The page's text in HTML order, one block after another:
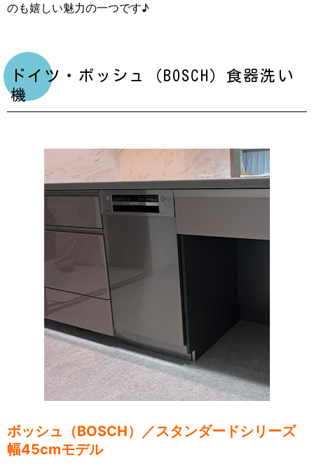
のも嬉しい魅力の一つです♪
ドイツ・ボッシュ（BOSCH）食器洗い
機
ボッシュ（BOSCH）／スタンダードシリーズ
幅45cmモデル